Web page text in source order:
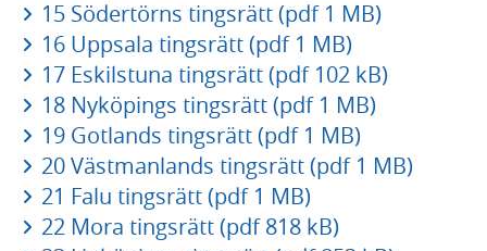
15 Södertörns tingsrätt (pdf 1 MB)
16 Uppsala tingsrätt (pdf 1 MB)
17 Eskilstuna tingsrätt (pdf 102 kB)
18 Nyköpings tingsrätt (pdf 1 MB)
19 Gotlands tingsrätt (pdf 1 MB)
20 Västmanlands tingsrätt (pdf 1 MB)
21 Falu tingsrätt (pdf 1 MB)
22 Mora tingsrätt (pdf 818 kB)